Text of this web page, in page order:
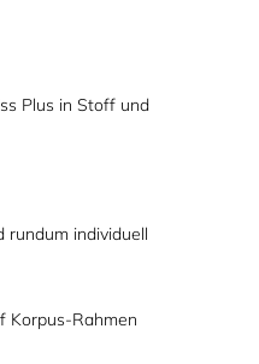
Plus in Stoff und
rundum individuell
Korpus-Rahmen